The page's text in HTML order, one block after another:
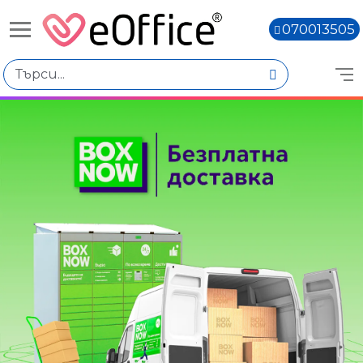
070013505
Избери по
Подкатегории
Кламери, Поставки за кламери
Кабари, карфици
Ключодържатели
Ластици
Цена
€0.00 - €2.00
€2.01 - €4.00
€4.02 - €6.01
€6.03 - €8.02
€8.04 - €10.03